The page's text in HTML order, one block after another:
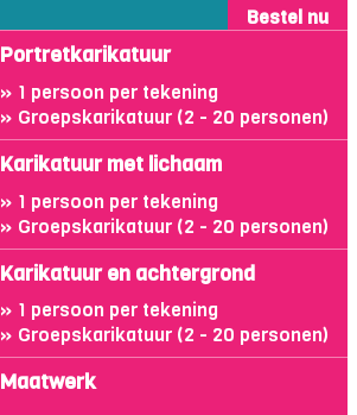
Bestel nu
Portretkarikatuur
1 persoon per tekening
Groepskarikatuur (2 - 20 personen)
Karikatuur met lichaam
1 persoon per tekening
Groepskarikatuur (2 - 20 personen)
Karikatuur en achtergrond
1 persoon per tekening
Groepskarikatuur (2 - 20 personen)
Maatwerk